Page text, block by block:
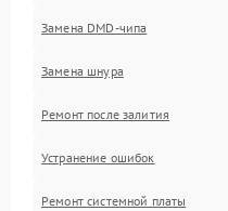
Замена DMD-чипа
Замена шнура
Ремонт после залития
Устранение ошибок
Ремонт системной платы